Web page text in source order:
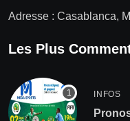
Adresse : Casablanca,
Les Plus
INFOS